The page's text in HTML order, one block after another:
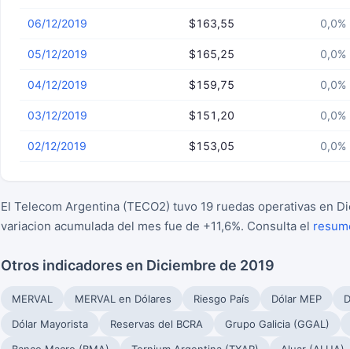
06/12/2019 $163,55 0,0%
05/12/2019 $165,25 0,0%
04/12/2019 $159,75 0,0%
03/12/2019 $151,20 0,0%
02/12/2019 $153,05 0,0%
El Telecom Argentina (TECO2) tuvo 19 ruedas operativas en
variacion acumulada del mes fue de +11,6%. Consulta el
Otros indicadores en Diciembre de 2019
MERVAL MERVAL en Dólares Riesgo País Dólar MEP
Dólar Mayorista
Reservas del BCRA Grupo Galicia (GGAL)